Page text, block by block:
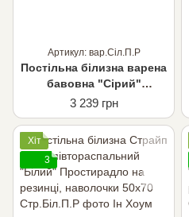
Артикул: вар.Сіл.П.Р
Постільна білизна варена
бавовна "Сірий"
Півтораспальний,
Простирадло на резинці,
3 239 грн
Хіт
3